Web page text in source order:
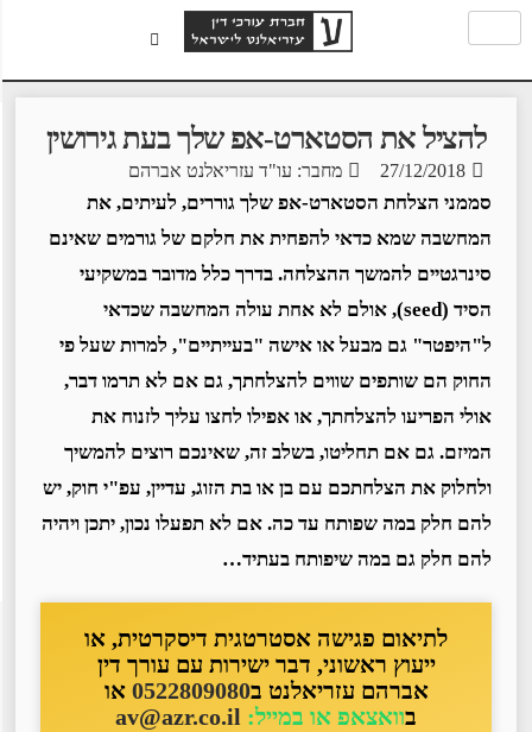
להציל את הסטארט-אפ שלך בעת גירושין
27/12/2018 מחבר: עו"ד עזריאלנט אברהם
סממני הצלחת הסטארט-אפ שלך גוררים, לעיתים, את
המחשבה שמא כדאי להפחית את חלקם של גורמים שאינם
סינרגטיים להמשך ההצלחה. בדרך כלל מדובר במשקיעי
הסיד (seed), אולם לא אחת עולה המחשבה שכדאי
ל"היפטר" גם מבעל או אישה "בעייתיים", למרות שעל פי
החוק הם שותפים שווים להצלחתך, גם אם לא תרמו דבר,
אולי הפריעו להצלחתך, או אפילו לחצו עליך לזנוח את
המיזם. גם אם תחליטו, בשלב זה, שאינכם רוצים להמשיך
ולחלוק את הצלחתכם עם בן או בת הזוג, עדיין, עפ"י חוק, יש
להם חלק במה שפותח עד כה. אם לא תפעלו נכון, יתכן ויהיה
להם חלק גם במה שיפותח בעתיד…
לתיאום פגישה אסטרטגית דיסקרטית, או
ייעוץ ראשוני, דבר ישירות עם עורך דין
אברהם עזריאלנט ב0522809080או
בוואצאפ או במייל:av@azr.co.il